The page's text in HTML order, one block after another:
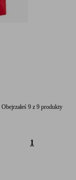
Obejrzałeś 9 z 9 produkty
1